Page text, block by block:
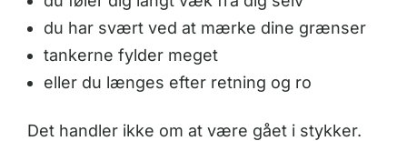
du har svært ved at mærke dine grænser
tankerne fylder meget
eller du længes efter retning og ro
Det handler ikke om at være gået i stykker.